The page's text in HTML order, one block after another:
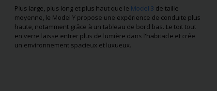
Plus large, plus long et plus haut que le Model 3 de taille
moyenne, le Model Y propose une expérience de conduite plus
haute, notamment grâce à un tableau de bord bas. Le toit tout
en verre laisse entrer plus de lumière dans l'habitacle et crée
un environnement spacieux et luxueux.